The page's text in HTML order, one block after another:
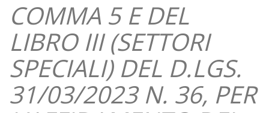
COMMA 5 E DEL
LIBRO III (SETTORI
SPECIALI) DEL D.LGS.
31/03/2023 N. 36, PER